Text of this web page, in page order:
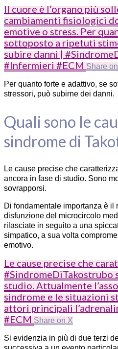
Il cuore è l’organo più
cambiamenti fisiologici
emotive o stress. Per
sottoposto a ripetuti
subire danni |
#Infermieri #ECM Share
Per quanto forte e adattivo, se
stressori, può subirne dei danni.
Quali sono le
sindrome di
Le cause precise che
ancora in fase di studio. Sono
sovrapporsi.
Di fondamentale importanza è il
disfunzione del microcircolo
rilasciate in seguito a una
simpatico, a sua volta
emotivo.
Le cause precise che
#SindromeDiTakostrubo
studio. Attualmente
sindrome e le situazioni
attori principali
#ECM Share on X
Si evidenzia in più di due terzi